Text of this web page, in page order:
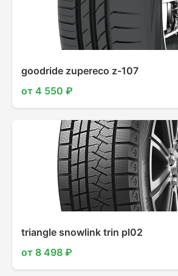
goodride zupereco z-107
от 4 550 ₽
triangle snowlink trin pl02
от 8 498 ₽